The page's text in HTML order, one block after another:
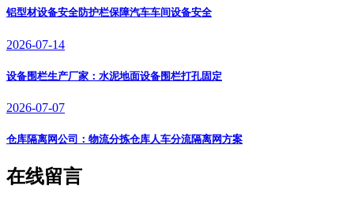
铝型材设备安全防护栏保障汽车车间设备安全
2026-07-14
设备围栏生产厂家：水泥地面设备围栏打孔固定
2026-07-07
仓库隔离网公司：物流分拣仓库人车分流隔离网方案
在线留言